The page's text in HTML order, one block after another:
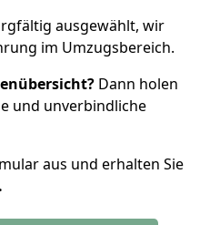
ausgewählt, wir
im Umzugsbereich.
Dann holen
und unverbindliche
aus und erhalten Sie